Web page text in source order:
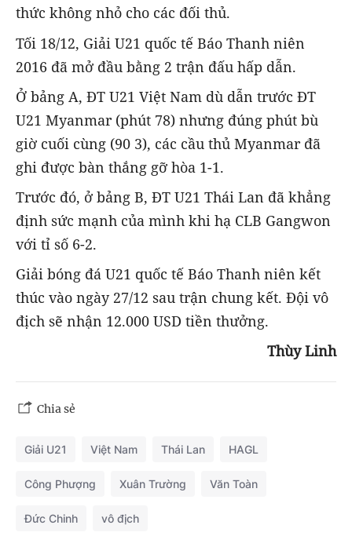
thức không nhỏ cho các đối thủ.
Tối 18/12, Giải U21 quốc tế Báo Thanh niên
2016 đã mở đầu bằng 2 trận đấu hấp dẫn.
Ở bảng A, ĐT U21 Việt Nam dù dẫn trước ĐT
U21 Myanmar (phút 78) nhưng đúng phút bù
giờ cuối cùng (90 3), các cầu thủ Myanmar đã
ghi được bàn thắng gỡ hòa 1-1.
Trước đó, ở bảng B, ĐT U21 Thái Lan đã khẳng
định sức mạnh của mình khi hạ CLB Gangwon
với tỉ số 6-2.
Giải bóng đá U21 quốc tế Báo Thanh niên kết
thúc vào ngày 27/12 sau trận chung kết. Đội vô
địch sẽ nhận 12.000 USD tiền thưởng.
Thùy Linh
Chia sẻ
Giải U21 Việt Nam Thái Lan HAGL
Công Phượng Xuân Trường Văn Toàn
Đức Chinh vô địch